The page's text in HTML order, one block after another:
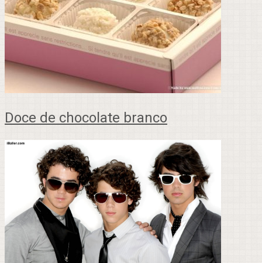
Doce de chocolate branco